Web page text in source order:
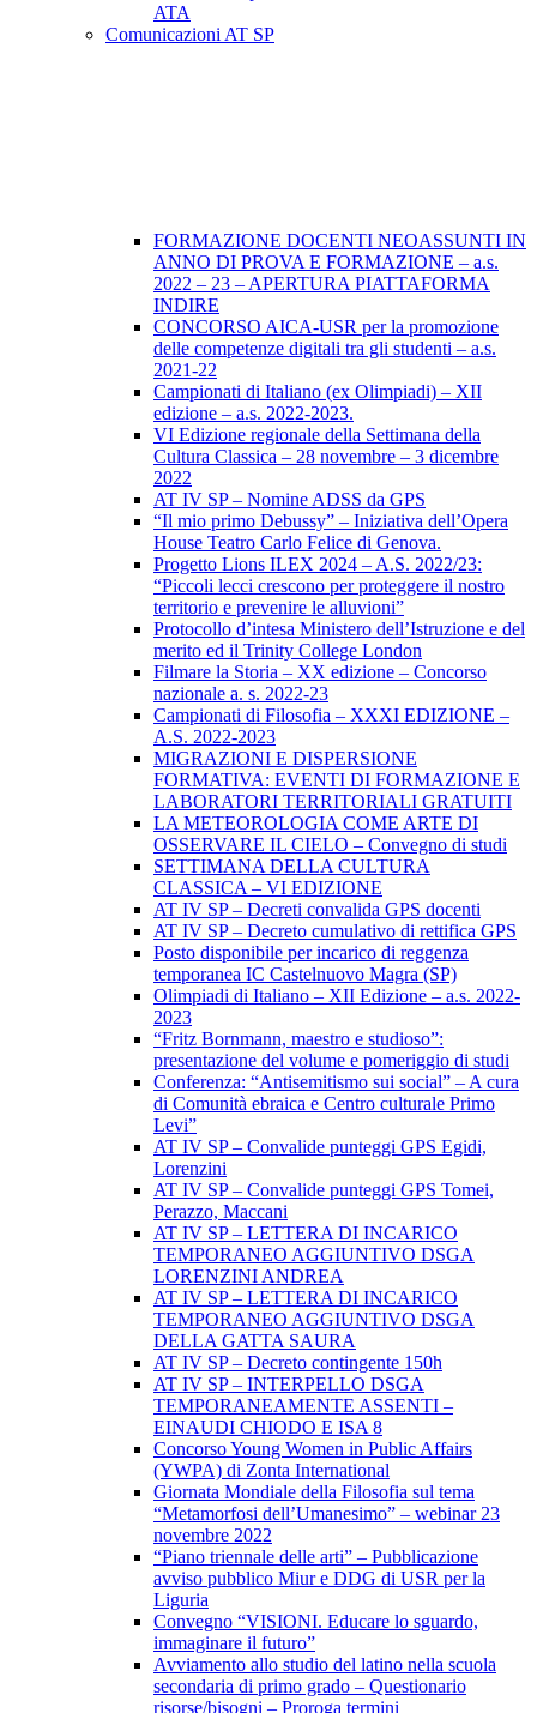
ATA
Comunicazioni AT SP
FORMAZIONE DOCENTI NEOASSUNTI IN
ANNO DI PROVA E FORMAZIONE – a.s.
2022 – 23 – APERTURA PIATTAFORMA
INDIRE
CONCORSO AICA-USR per la promozione
delle competenze digitali tra gli studenti – a.s.
2021-22
Campionati di Italiano (ex Olimpiadi) – XII
edizione – a.s. 2022-2023.
VI Edizione regionale della Settimana della
Cultura Classica – 28 novembre – 3 dicembre
2022
AT IV SP – Nomine ADSS da GPS
“Il mio primo Debussy” – Iniziativa dell’Opera
House Teatro Carlo Felice di Genova.
Progetto Lions ILEX 2024 – A.S. 2022/23:
“Piccoli lecci crescono per proteggere il nostro
territorio e prevenire le alluvioni”
Protocollo d’intesa Ministero dell’Istruzione e del
merito ed il Trinity College London
Filmare la Storia – XX edizione – Concorso
nazionale a. s. 2022-23
Campionati di Filosofia – XXXI EDIZIONE –
A.S. 2022-2023
MIGRAZIONI E DISPERSIONE
FORMATIVA: EVENTI DI FORMAZIONE E
LABORATORI TERRITORIALI GRATUITI
LA METEOROLOGIA COME ARTE DI
OSSERVARE IL CIELO – Convegno di studi
SETTIMANA DELLA CULTURA
CLASSICA – VI EDIZIONE
AT IV SP – Decreti convalida GPS docenti
AT IV SP – Decreto cumulativo di rettifica GPS
Posto disponibile per incarico di reggenza
temporanea IC Castelnuovo Magra (SP)
Olimpiadi di Italiano – XII Edizione – a.s. 2022-
2023
“Fritz Bornmann, maestro e studioso”:
presentazione del volume e pomeriggio di studi
Conferenza: “Antisemitismo sui social” – A cura
di Comunità ebraica e Centro culturale Primo
Levi”
AT IV SP – Convalide punteggi GPS Egidi,
Lorenzini
AT IV SP – Convalide punteggi GPS Tomei,
Perazzo, Maccani
AT IV SP – LETTERA DI INCARICO
TEMPORANEO AGGIUNTIVO DSGA
LORENZINI ANDREA
AT IV SP – LETTERA DI INCARICO
TEMPORANEO AGGIUNTIVO DSGA
DELLA GATTA SAURA
AT IV SP – Decreto contingente 150h
AT IV SP – INTERPELLO DSGA
TEMPORANEAMENTE ASSENTI –
EINAUDI CHIODO E ISA 8
Concorso Young Women in Public Affairs
(YWPA) di Zonta International
Giornata Mondiale della Filosofia sul tema
“Metamorfosi dell’Umanesimo” – webinar 23
novembre 2022
“Piano triennale delle arti” – Pubblicazione
avviso pubblico Miur e DDG di USR per la
Liguria
Convegno “VISIONI. Educare lo sguardo,
immaginare il futuro”
Avviamento allo studio del latino nella scuola
secondaria di primo grado – Questionario
risorse/bisogni – Proroga termini